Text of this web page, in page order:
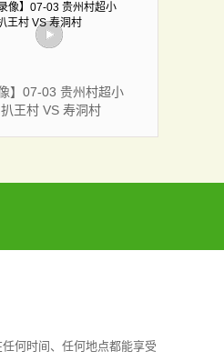
沂奕虎U20
像】07-03 贵州村超小
王村 VS 寿洞村
何时间、任何地点都能享受